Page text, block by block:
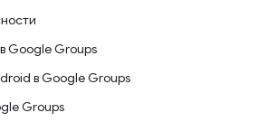
Google Groups
в Google Groups
Groups